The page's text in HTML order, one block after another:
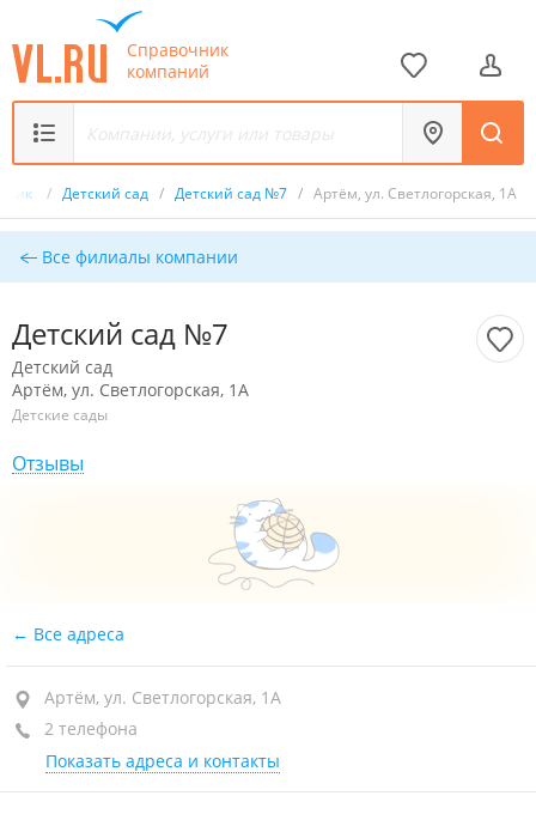
Справочник
компаний
/ Детский сад / Детский сад №7 / Артём, ул. Светлогорская, 1А
Все филиалы компании
Детский сад №7
Детский сад
Артём, ул. Светлогорская, 1А
Детские сады
Отзывы
Все адреса
Артём, ул. Светлогорская, 1А
2 телефона
Показать адреса и контакты